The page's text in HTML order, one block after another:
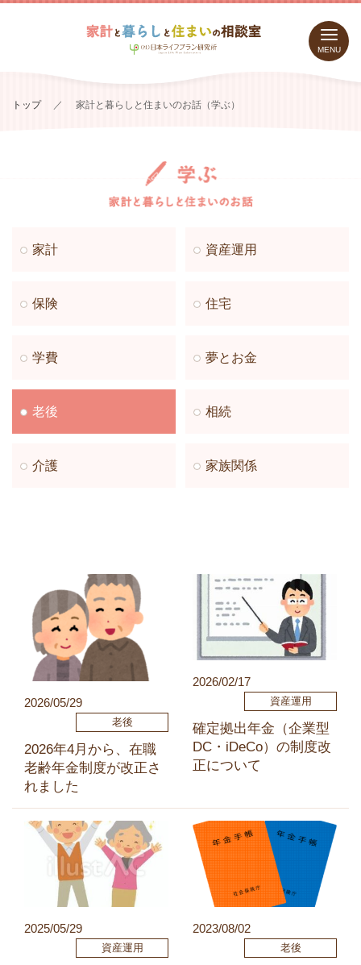
MENU
トップ／ 家計と暮らしと住まいのお話（学ぶ）
家計 資産運用
保険 住宅
学費 夢とお金
老後 相続
介護 家族関係
2026/05/29
老後
2026年4月から、在職
老齢年金制度が改正さ
れました
2026/02/17
資産運用
確定拠出年金（企業型
DC・iDeCo）の制度改
正について
2025/05/29
資産運用
2023/08/02
老後